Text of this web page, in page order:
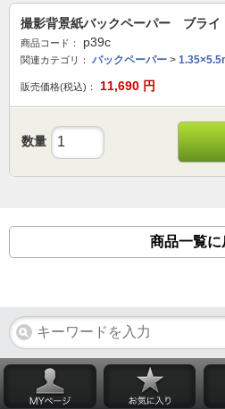
撮影背景紙バックペーパー ブラ
商品コード： p39c
関連カテゴリ： バックペーパー >
販売価格(税込)： 11,690 円
数量
商品一覧に